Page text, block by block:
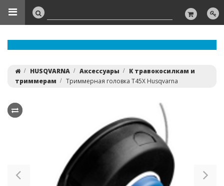
HUSQVARNA Аксессуары
К травокосилкам и
триммерам
Триммерная головка T45X Husqvarna
Previous